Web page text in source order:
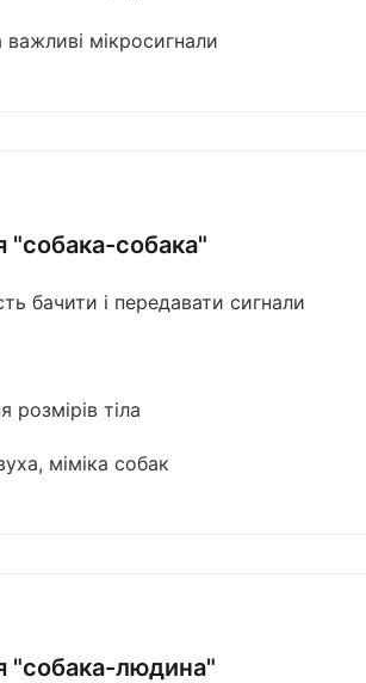
мікросигнали
"собака-собака"
бачити і передавати сигнали
розмірів тіла
міміка собак
"собака-людина"